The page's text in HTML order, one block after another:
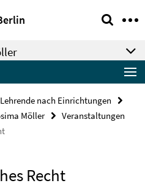
Lehrende nach Einrichtungen
Möller
Veranstaltungen
Recht